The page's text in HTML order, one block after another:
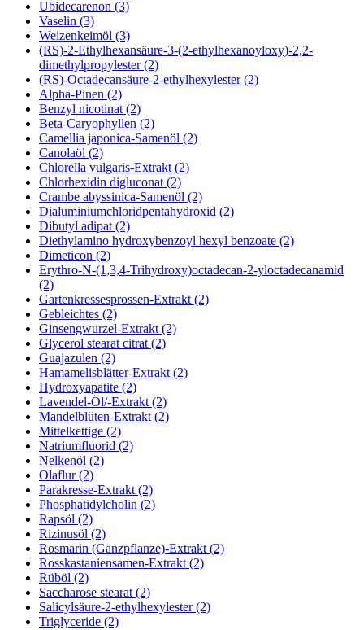
Ubidecarenon (3)
Vaselin (3)
Weizenkeimöl (3)
(RS)-2-Ethylhexansäure-3-(2-ethylhexanoyloxy)-2,2-
dimethylpropylester (2)
(RS)-Octadecansäure-2-ethylhexylester (2)
Alpha-Pinen (2)
Benzyl nicotinat (2)
Beta-Caryophyllen (2)
Camellia japonica-Samenöl (2)
Canolaöl (2)
Chlorella vulgaris-Extrakt (2)
Chlorhexidin digluconat (2)
Crambe abyssinica-Samenöl (2)
Dialuminiumchloridpentahydroxid (2)
Dibutyl adipat (2)
Diethylamino hydroxybenzoyl hexyl benzoate (2)
Dimeticon (2)
Erythro-N-(1,3,4-Trihydroxy)octadecan-2-yloctadecanamid
(2)
Gartenkressesprossen-Extrakt (2)
Gebleichtes (2)
Ginsengwurzel-Extrakt (2)
Glycerol stearat citrat (2)
Guajazulen (2)
Hamamelisblätter-Extrakt (2)
Hydroxyapatite (2)
Lavendel-Öl/-Extrakt (2)
Mandelblüten-Extrakt (2)
Mittelkettige (2)
Natriumfluorid (2)
Nelkenöl (2)
Olaflur (2)
Parakresse-Extrakt (2)
Phosphatidylcholin (2)
Rapsöl (2)
Rizinusöl (2)
Rosmarin (Ganzpflanze)-Extrakt (2)
Rosskastaniensamen-Extrakt (2)
Rüböl (2)
Saccharose stearat (2)
Salicylsäure-2-ethylhexylester (2)
Triglyceride (2)